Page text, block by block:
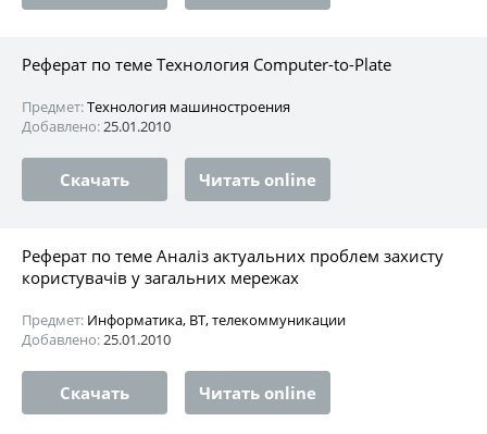
Реферат по теме Технология Computer-to-Plate
Предмет:Технология машиностроения
Добавлено:25.01.2010
Скачать Читать online
Реферат по теме Аналіз актуальних проблем захисту
користувачів у загальних мережах
Предмет: Информатика, ВТ, телекоммуникации
Добавлено:25.01.2010
Скачать Читать online